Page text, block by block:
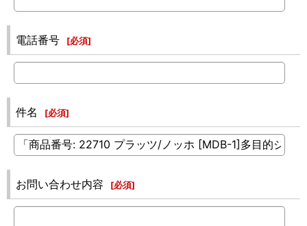
電話番号 [必須]
件名 [必須]
お問い合わせ内容 [必須]